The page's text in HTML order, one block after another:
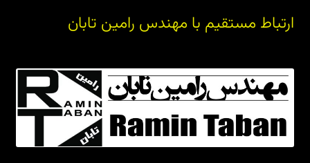
ارتباط مستقیم با مهندس رامین تابان